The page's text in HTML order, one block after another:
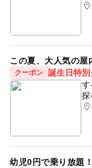
この夏、大人気の屋
クーポン 誕生日特
探
幼児0円で乗り放題